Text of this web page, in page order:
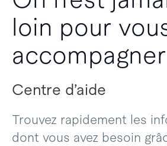
loin pour
accompagner
Centre d’aide
Trouvez rapidement les
dont vous avez besoin